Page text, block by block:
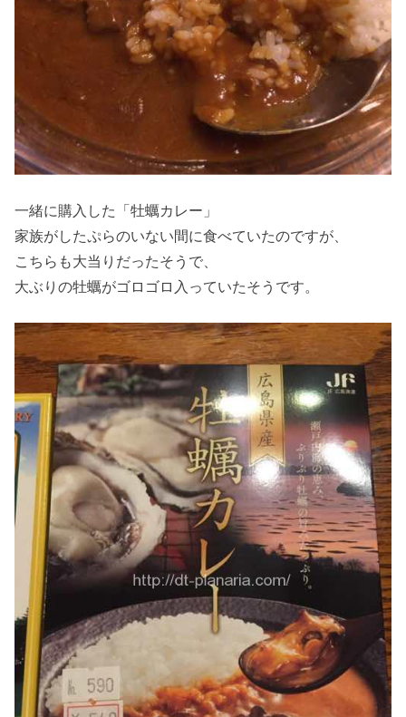
一緒に購入した「牡蠣カレー」
家族がしたぷらのいない間に食べていたのですが、
こちらも大当りだったそうで、
大ぶりの牡蠣がゴロゴロ入っていたそうです。